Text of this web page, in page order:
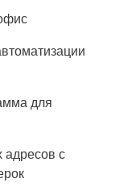
для
адресов с